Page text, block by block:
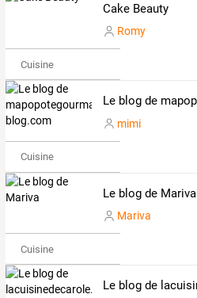
Cake Beauty
Romy
Cuisine
mimi
Cuisine
Le blog de Mariva
Mariva
Cuisine